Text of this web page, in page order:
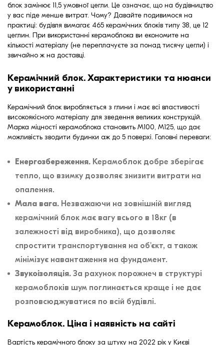
блок замінює 11,5 умовної цегли. Це означає, що на будівництво
у вас піде менше витрат. Чому? Давайте подивимося на
практиці: будівля вимагає 465 керамічних блоків типу 38, це 12
цеглин. При використанні керамоблока ви економите на
кількості матеріалу (не переплачуєте за понад тисячу цегли) і
звичайно ж на доставці.
Керамічний блок. Характеристики та нюанси
у використанні
Керамічний блок виробляється з глини і має всі властивості
високоякісного матеріалу для зведення великих конструкцій.
Марка міцності керамоблока становить М100, М125, що дає
можливість зводити будинки аж до 5 поверхі. Головні переваги:
Енергозбереження. Керамоблок добре зберігає
тепло, що взимку дозволяє знизити витрати на
опалення.
Мала вага. Незважаючи на зовнішній вигляд
керамічний блок має вагу всього в 18кг (в
залежності від виробника), що дозволяє
спростити транспортування на об'єкт, а також
мінімізує навантаження на фундамент.
Звукоізоляція. За рахунок порожнеч в структурі
керамоблоків шум поглинається краще і не дає
розповсюджуватися по всій будівлі.
Керамоблок. Ціна і наявність на сайті
Вартість керамічного блоку за штуку на 2022 рік у Києві